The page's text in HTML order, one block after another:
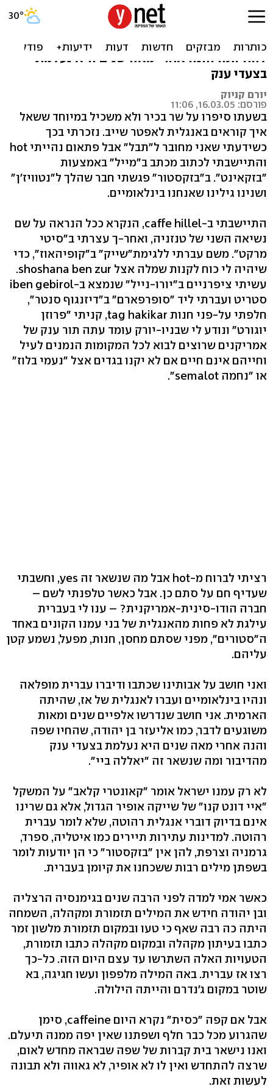
שפה הולכת לאיבוד
נדרשו אלפיים שנים ומאות משוגעים לדבר
להחיותה והנה אחרי מאה שנים היא נעלמת
בצעדי ענק
יורם קניוק
פורסם: 16.03.05, 11:06
בשעתו סיפרו על שר בכיר ולא משכיל במיוחד ששאל
איך קוראים באנגלית לאפטר שייב. נזכרתי בכך
כשידעתי שאני מחובר ל"תבל" אבל פתאום נהייתי hot
והתיישבתי לכתוב מכתב ב"מייל" באמצעות
"בזקאינט". ב"בזקסטור" פגשתי חבר שהלך ל"נטוויז'ן"
ושנינו גילינו שאנחנו בינלאומיים.
התיישבתי ב-caffe hillel, הנקרא ככל הנראה על שם
נשיאה השני של טנזניה, ואחר-ך עצרתי ב"סיטי
מרקט". משם עברתי ללגימת"שייק" ב"קופיהאוז", כדי
שיהיה לי כוח לקנות שמלה אצל shoshana ben zur.
עשיתי ציפרניים ב"יורו-נייל" שנמצא ב-iben gebirol
סטריט ועברתי ליד "סופרפארם" ב"דיזנגוף סנטר",
חלפתי על-פני חנות tag hakikar, קניתי "פרוזן
יוגורט" ונודע לי שבניו-יורק עומד עתה תור ענק של
אמריקנים שרוצים לבוא לכל המקומות הנמנים לעיל
וחייהם אינם חיים אם לא יקנו בגדים אצל "נעמי בלוז"
או "נחמה semalot".
רציתי לברוח מ-hot אבל מה שנשאר זה yes, וחשבתי
שעדיף חם על סתם כן. אבל כאשר טלפנתי לשם –
חברה הודו-סינית-אמריקנית? – ענו לי בעברית
עילגת לא פחות מהאנגלית של בני עמנו הקונים באחד
ה"סטורים", מפני שסתם מחסן, חנות, מפעל, נשמע קטן
עליהם.
ואני חושב על אבותינו שכתבו ודיברו עברית מופלאה
ונהיו בינלאומיים ועברו לאנגלית של אז, שהיתה
הארמית. אני חושב שנדרשו אלפיים שנים ומאות
משוגעים לדבר, כמו אליעזר בן יהודה, שהחיו שפה
והנה אחרי מאה שנים היא נעלמת בצעדי ענק
מהדיבור ומה שנשאר זה "יאללה ביי".
לא רק עמנו ישראל אומר "קאונטרי קלאב" על המשקל
"איי דונט קנו" של שייקה אופיר הגדול, אלא גם שרינו
אינם בדיוק דוברי אנגלית רהוטה, שלא לומר עברית
רהוטה. למדינות עתירות תיירים כמו איטליה, ספרד,
גרמניה וצרפת, להן אין "בזקסטור" כי הן יודעות לומר
בשפתן מילים רבות ששכחנו את קיומן בעברית.
כאשר אמי למדה לפני הרבה שנים בגימנסיה הרצליה
ובן יהודה חידש את המילים תזמורת ומקהלה, השמחה
היתה כה רבה שאף כי טעו ובמקום תזמורת מלשון זמר
כתבו בעיתון מקהלה ובמקום מקהלה כתבו תזמורת,
הטעויות האלה השתרשו עד עצם היום הזה. כל-כך
רצו אז עברית. באה המילה מלפפון ועשו חגיגה, בא
שוטר במקום ג'נדרם והייתה הילולה.
אבל אם קפה "כסית" נקרא היום caffeine, סימן
שהגרוע מכל כבר חלף ושפתנו שאין יפה ממנה תיעלם.
ואנו נישאר בית קברות של שפה שבראה מחדש לאום,
שרצה להתחדש ואין לו לא אופיר, לא גאווה ולא תבונה
לעשות זאת.